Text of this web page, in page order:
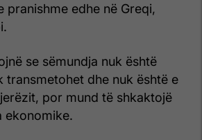
pranishme edhe në Greqi,
se sëmundja nuk është
transmetohet dhe nuk është e
por mund të shkaktojë
ekonomike.